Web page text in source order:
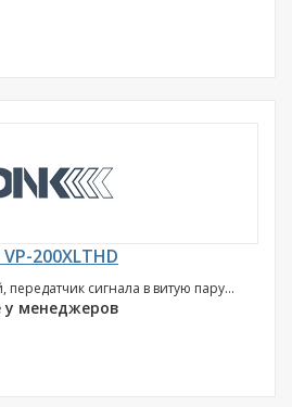
200XLTHD
сигнала в витую пару...
у менеджеров